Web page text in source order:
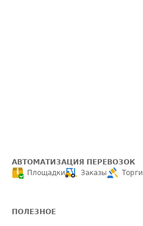
АВТОМАТИЗАЦИЯ ПЕРЕВОЗОК
Площадки
Заказы Торги
ПОЛЕЗНОЕ